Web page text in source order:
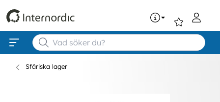
Sfäriska lager